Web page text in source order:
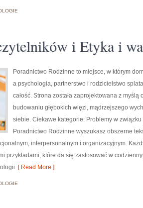
i Etyka i
Poradnictwo Rodzinne to miejsce, w którym
a psychologia, partnerstwo i rodzicielstwo
całość. Strona została zaprojektowana z
budowaniu głębokich więzi, mądrzejszego
siebie. Ciekawe kategorie: Problemy w
Poradnictwo Rodzinne wyszukasz obszerne
interpersonalnym i organizacyjnym.
przykładami, które da się zastosować w
[ Read More ]